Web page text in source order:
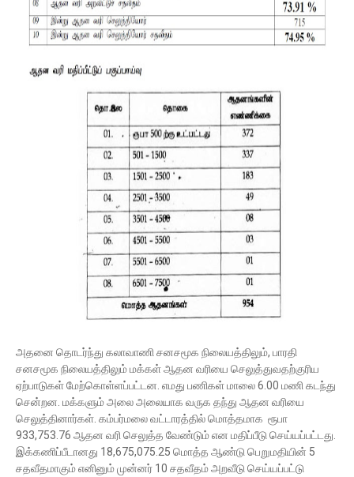
அதனை தொடர்ந்து கலாவாணி சனசமூக நிலையத்திலும், பாரதி
சனசமூக நிலையத்திலும் மக்கள் ஆதன வரியை செலுத்துவதற்குரிய
ஏற்பாடுகள் மேற்கொள்ளப்பட்டன. எமது பணிகள் மாலை 6.00 மணி கடந்து
சென்றன. மக்களும் அலை அலையாக வருக தந்து ஆதன வரியை
செலுத்தினார்கள். கம்பர்மலை வட்டாரத்தில் மொத்தமாக ரூபா
933,753.76 ஆதன வரி செலுத்த வேண்டும் என மதிப்பீடு செய்யப்பட்டது.
இக்கணிப்பீடானது 18,675,075.25 மொத்த ஆண்டு பெறுமதியின் 5
சதவீதமாகும் எனினும் முன்னர் 10 சதவீதம் அறவீடு செய்யப்பட்டு